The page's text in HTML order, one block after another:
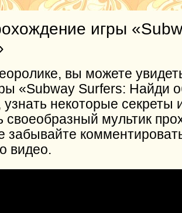
игры
вы можете
«Subway Surfers: Найди
узнать некоторые секреты
своеобразный мультик
забывайте
видео.